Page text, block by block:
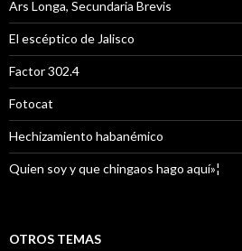
Ars Longa, Secundaria Brevis
El escéptico de Jalisco
Factor 302.4
Fotocat
Hechizamiento habanémico
Quien soy y que chingaos hago aquí»¦
OTROS TEMAS